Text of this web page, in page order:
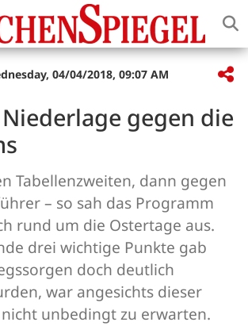
04/04/2018, 09:07 AM
gegen die
Tabellenzweiten, dann gegen
– so sah das Programm
rund um die Ostertage aus.
drei wichtige Punkte gab
doch deutlich
war angesichts dieser
unbedingt zu erwarten.